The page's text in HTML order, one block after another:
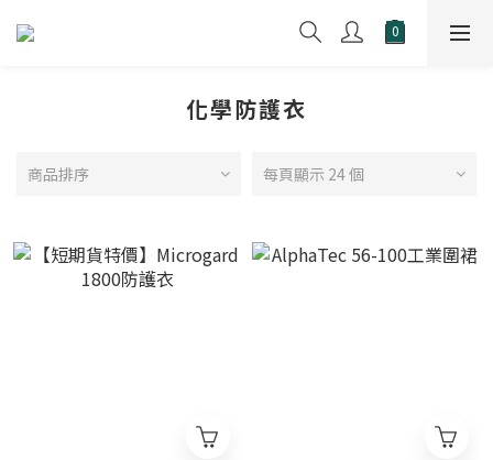
化學防護衣
商品排序 每頁顯示 24 個